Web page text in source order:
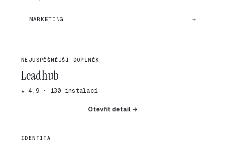
MARKETING →
NEJÚSPĚŠNĚJŠÍ DOPLNĚK
Leadhub
★ 4,9 · 130 instalací
Otevřít detail →
IDENTITA